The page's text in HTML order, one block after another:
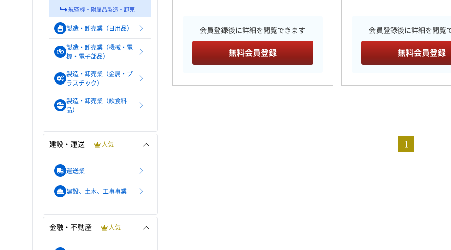
航空機・附属品製造・卸売
製造・卸売業（日用品）
製造・卸売業（機械・電
機・電子部品）
製造・卸売業（金属・プ
ラスチック）
製造・卸売業（飲食料
品）
建設・運送 人気
運送業
建設、土木、工事事業
金融・不動産 人気
会員登録後に詳細を閲覧できます
無料会員登録
会員登録後に詳細を閲覧
無料会員登録
1